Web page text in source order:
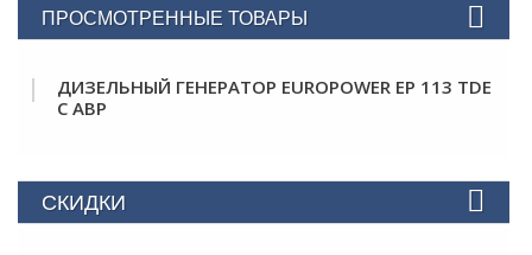
ПРОСМОТРЕННЫЕ ТОВАРЫ
ДИЗЕЛЬНЫЙ ГЕНЕРАТОР EUROPOWER EP 113 TDE
С АВР
СКИДКИ